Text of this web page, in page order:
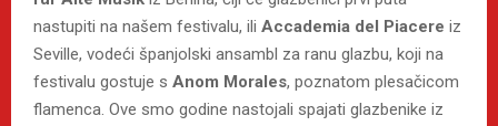
nastupiti na našem festivalu, ili Accademia del Piacere iz
Seville, vodeći španjolski ansambl za ranu glazbu, koji na
festivalu gostuje s Anom Morales, poznatom plesačicom
flamenca. Ove smo godine nastojali spajati glazbenike iz